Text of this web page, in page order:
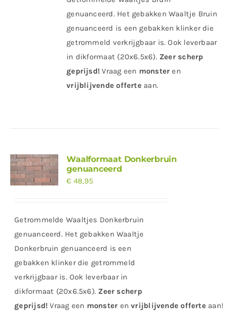
genuanceerd. Het gebakken Waaltje Bruin
genuanceerd is een gebakken klinker die
getrommeld verkrijgbaar is. Ook leverbaar
in dikformaat (20x6.5x6). Zeer scherp
geprijsd! Vraag een monsteren
vrijblijvende offerteaan.
Waalformaat Donkerbruin
genuanceerd
€ 48,95
Getrommelde Waaltjes Donkerbruin
genuanceerd. Het gebakken Waaltje
Donkerbruin genuanceerd is een
gebakken klinker die getrommeld
verkrijgbaar is. Ook leverbaar in
dikformaat (20x6.5x6). Zeer scherp
geprijsd! Vraag een monster en vrijblijvende offerteaan!